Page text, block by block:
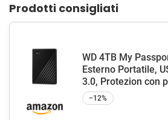
Prodotti consigliati
WD 4TB My
Esterno Portatile,
3.0, Protezion con
−12%